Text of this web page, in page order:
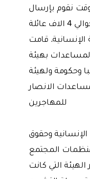
نقوم بإرسال
المساعدات الانسانية الى المحاصرين في سوريا. كما ونقوم بتوصيل معونات شهرية لحوالي 4 الاف عائلة
قامت
بهيئة
وحكومة ولهيئة
الانصار
للمهاجرين
وحقوق
المجتمع
التي كانت